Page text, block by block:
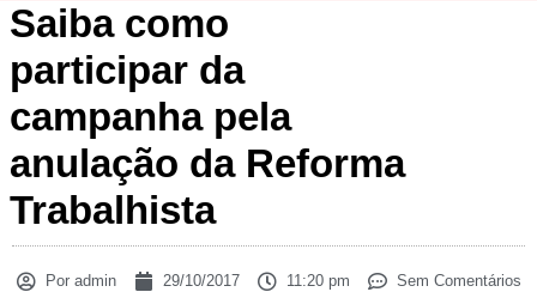
Saiba como
participar da
campanha pela
anulação da Reforma
Trabalhista
Poradmin 29/10/2017 11:20 pm Sem Comentários